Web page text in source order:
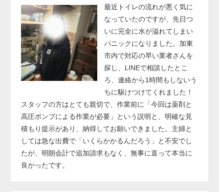
最近トイレの流れが悪く気に
なっていたのですが、先日つ
いに完全に水が溢れてしまい
パニックになりました。加東
市内で対応の早い業者さんを
探し、LINEで相談したとこ
ろ、連絡から1時間もしないう
ちに駆けつけてくれました！
スタッフの方はとても親切で、作業前に「今回は薬剤と
高圧ポンプによる作業が必要」という説明と、明確な見
積もり提示があり、納得してお願いできました。主婦と
しては急な出費で「いくらかかるんだろう」と不安でし
たが、明朗会計で追加請求もなく、無事に直って本当に
良かったです。